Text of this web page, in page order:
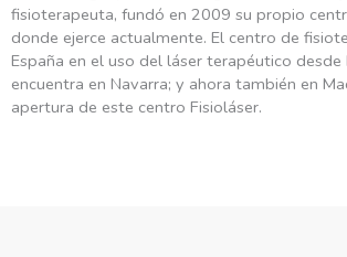
fisioterapeuta, fundó en 2009 su propio
donde ejerce actualmente. El centro de
España en el uso del láser terapéutico desde
encuentra en Navarra; y ahora también en
apertura de este centro Fisioláser.